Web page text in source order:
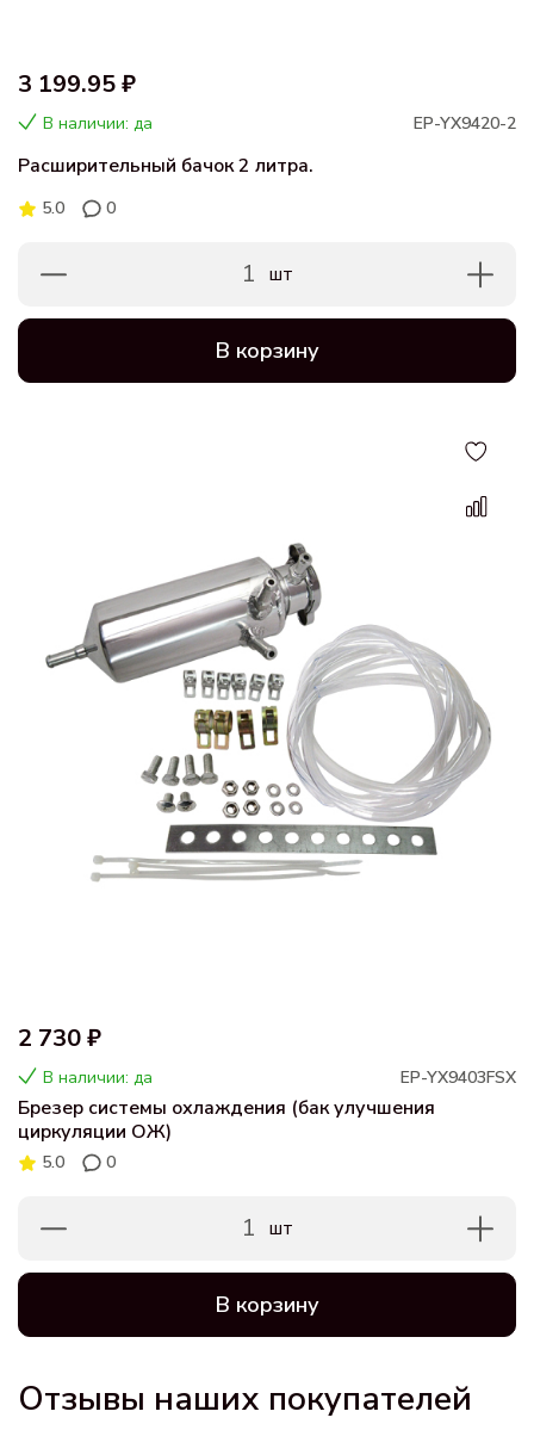
3 199.95 ₽
В наличии: да EP-YX9420-2
Расширительный бачок 2 литра.
5.0 0
1 шт
В корзину
2 730 ₽
В наличии: да EP-YX9403FSX
Брезер системы охлаждения (бак улучшения
циркуляции ОЖ)
5.0 0
1 шт
В корзину
Отзывы наших покупателей